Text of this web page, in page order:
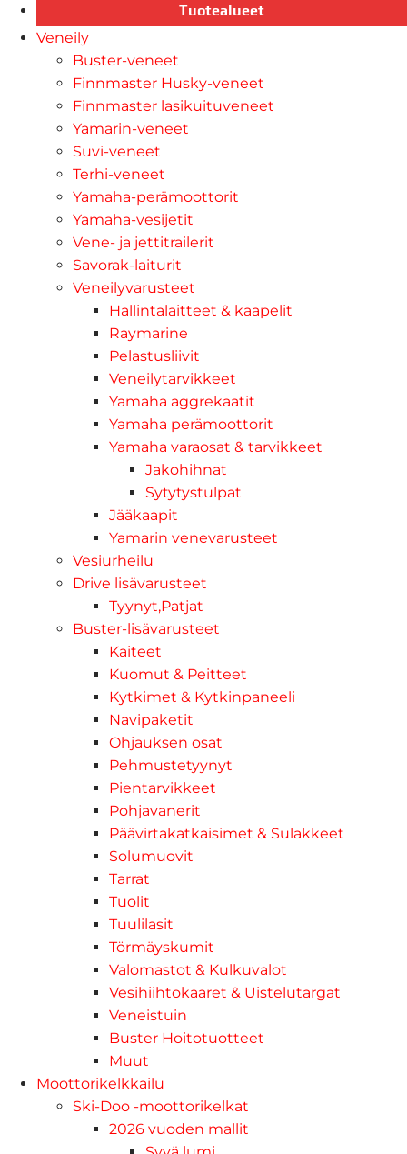
Tuotealueet
Veneily
Buster-veneet
Finnmaster Husky-veneet
Finnmaster lasikuituveneet
Yamarin-veneet
Suvi-veneet
Terhi-veneet
Yamaha-perämoottorit
Yamaha-vesijetit
Vene- ja jettitrailerit
Savorak-laiturit
Veneilyvarusteet
Hallintalaitteet & kaapelit
Raymarine
Pelastusliivit
Veneilytarvikkeet
Yamaha aggrekaatit
Yamaha perämoottorit
Yamaha varaosat & tarvikkeet
Jakohihnat
Sytytystulpat
Jääkaapit
Yamarin venevarusteet
Vesiurheilu
Drive lisävarusteet
Tyynyt,Patjat
Buster-lisävarusteet
Kaiteet
Kuomut & Peitteet
Kytkimet & Kytkinpaneeli
Navipaketit
Ohjauksen osat
Pehmustetyynyt
Pientarvikkeet
Pohjavanerit
Päävirtakatkaisimet & Sulakkeet
Solumuovit
Tarrat
Tuolit
Tuulilasit
Törmäyskumit
Valomastot & Kulkuvalot
Vesihiihtokaaret & Uistelutargat
Veneistuin
Buster Hoitotuotteet
Muut
Moottorikelkkailu
Ski-Doo -moottorikelkat
2026 vuoden mallit